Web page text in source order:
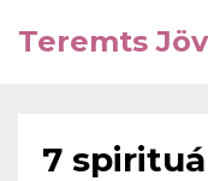
Teremts
7